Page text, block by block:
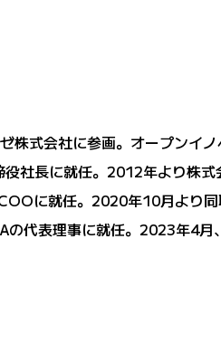
株式会社に参画。オープンイ
社長に就任。2012年より株式
に就任。2020年10月より
代表理事に就任。2023年4月